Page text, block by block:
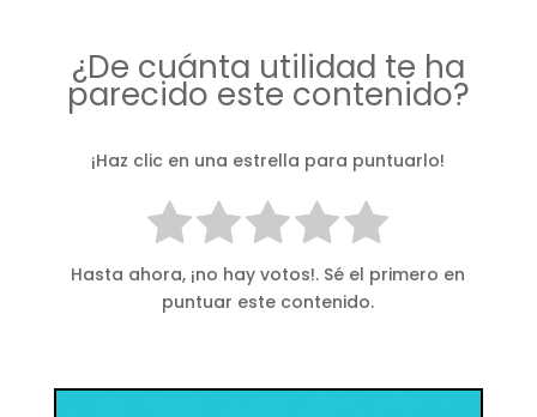
¿De cuánta utilidad te ha
parecido este contenido?
¡Haz clic en una estrella para puntuarlo!
Hasta ahora, ¡no hay votos!. Sé el primero en
puntuar este contenido.